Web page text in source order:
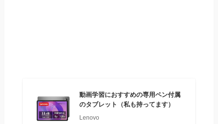
動画学習におすすめの専用ペン付属
のタブレット（私も持ってます）
Lenovo